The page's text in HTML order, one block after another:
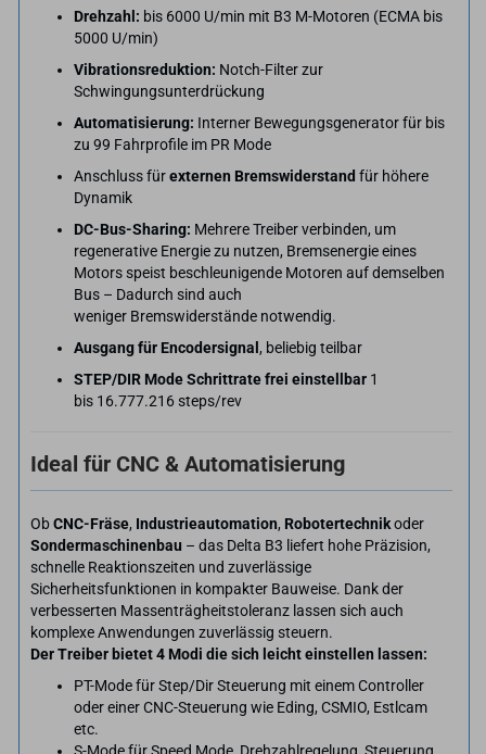
Drehzahl: bis 6000 U/min mit B3 M-Motoren (ECMA bis
5000 U/min)
Vibrationsreduktion: Notch-Filter zur
Schwingungsunterdrückung
Automatisierung: Interner Bewegungsgenerator für bis
zu 99 Fahrprofile im PR Mode
Anschluss fürexternen Bremswiderstand für höhere
Dynamik
DC-Bus-Sharing: Mehrere Treiber verbinden, um
regenerative Energie zu nutzen, Bremsenergie eines
Motors speist beschleunigende Motoren auf demselben
Bus – Dadurch sind auch
weniger Bremswiderstände notwendig.
Ausgang für Encodersignal , beliebig teilbar
STEP/DIR Mode Schrittrate frei einstellbar 1
bis 16.777.216 steps/rev
Ideal für CNC & Automatisierung
ObCNC-Fräse, Industrieautomation, Robotertechnikoder
Sondermaschinenbau – das Delta B3 liefert hohe Präzision,
schnelle Reaktionszeiten und zuverlässige
Sicherheitsfunktionen in kompakter Bauweise. Dank der
verbesserten Massenträgheitstoleranz lassen sich auch
komplexe Anwendungen zuverlässig steuern.
Der Treiber bietet 4 Modi die sich leicht einstellen lassen:
PT-Mode für Step/Dir Steuerung mit einem Controller
oder einer CNC-Steuerung wie Eding, CSMIO, Estlcam
etc.